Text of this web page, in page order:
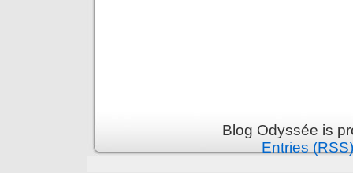
Blog Odyssée is
Entries (RSS)